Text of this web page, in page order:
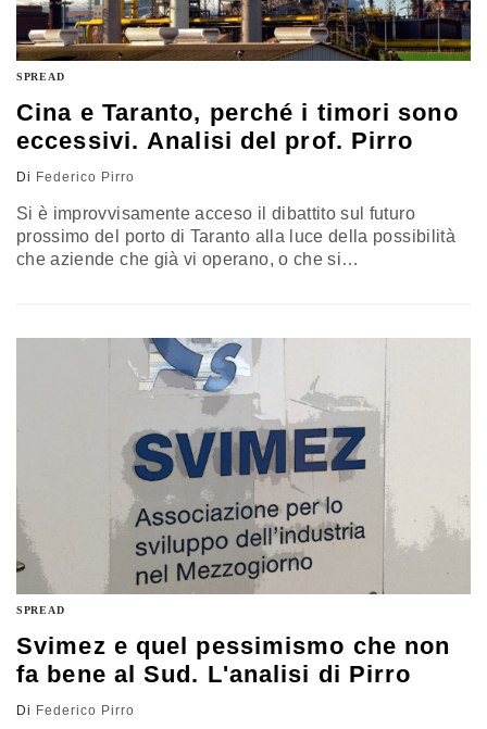
SPREAD
Cina e Taranto, perché i timori sono
eccessivi. Analisi del prof. Pirro
Di Federico Pirro
Si è improvvisamente acceso il dibattito sul futuro
prossimo del porto di Taranto alla luce della possibilità
che aziende che già vi operano, o che si
che autorevoli organi di informazione stanno prestando
allo scalo ionico…
SPREAD
Svimez e quel pessimismo che non
fa bene al Sud. L'analisi di Pirro
Di Federico Pirro